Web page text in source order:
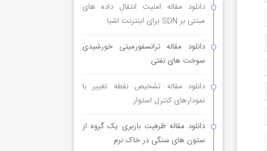
دانلود مقاله امنیت انتقال داده های
مبتنی بر SDN برای اینترنت اشیا
دانلود مقاله ترانسفورمیتی خورشیدی
سوخت های نفتی
دانلود مقاله تشخیص نقطه تغییر با
نمودارهای کنترل استوار
دانلود مقاله ظرفیت باربری یک گروه از
ستون های سنگی در خاک نرم